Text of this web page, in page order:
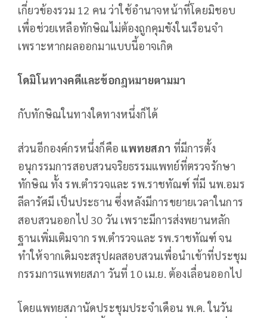
เกี่ยวข้องรวม 12 คน ว่าใช้อำนาจหน้าที่โดยมิชอบ
เพื่อช่วยเหลือทักษิณไม่ต้องถูกคุมขังในเรือนจำ
เพราะหากผลออกมาแบบนี้อาจเกิด
โดมิโนทางคดีและข้อกฎหมายตามมา
กับทักษิณในทางใดทางหนึ่งก็ได้
ส่วนอีกองค์กรหนึ่งก็คือ แพทยสภา ที่มีการตั้ง
อนุกรรมการสอบสวนจริยธรรมแพทย์ที่ตรวจรักษา
ทักษิณ ทั้ง รพ.ตำรวจและ รพ.ราชทัณฑ์ ที่มี นพ.อมร
ลีลารัศมี เป็นประธาน ซึ่งหลังมีการขยายเวลาในการ
สอบสวนออกไป 30 วัน เพราะมีการส่งพยานหลัก
ฐานเพิ่มเติมจาก รพ.ตำรวจและ รพ.ราชทัณฑ์ จน
ทำให้จากเดิมจะสรุปผลสอบสวนเพื่อนำเข้าที่ประชุม
กรรมการแพทยสภา วันที่ 10 เม.ย. ต้องเลื่อนออกไป
โดยแพทยสภานัดประชุมประจำเดือน พ.ค. ในวัน